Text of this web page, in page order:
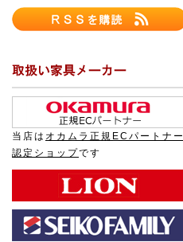
当店は オカムラ正規ECパートナー
認定ショップです